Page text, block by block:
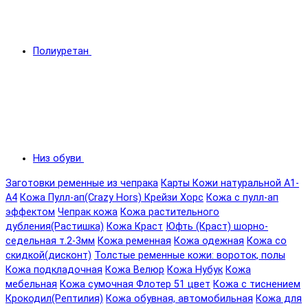
Полиуретан
Низ обуви
Заготовки ременные из чепрака Карты Кожи натуральной А1-
А4 Кожа Пулл-ап(Crazy Hors) Крейзи Хорс Кожа с пулл-ап
эффектом Чепрак кожа Кожа растительного
дубления(Растишка) Кожа Краст Юфть (Краст) шорно-
седельная т.2-3мм Кожа ременная Кожа одежная Кожа со
скидкой(дисконт) Толстые ременные кожи: вороток, полы
Кожа подкладочная Кожа Велюр Кожа Нубук Кожа
мебельная Кожа сумочная Флотер 51 цвет Кожа с тиснением
Крокодил(Рептилия) Кожа обувная, автомобильная Кожа для